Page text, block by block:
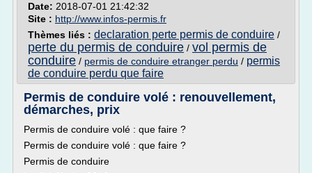
Date: 2018-07-01 21:42:32
Site : http://www.infos-permis.fr
Thèmes liés : declaration perte permis de conduire /
perte du permis de conduire / vol permis de
conduire / permis de conduire etranger perdu / permis
de conduire perdu que faire
Permis de conduire volé : renouvellement,
démarches, prix
Permis de conduire volé : que faire ?
Permis de conduire volé : que faire ?
Permis de conduire